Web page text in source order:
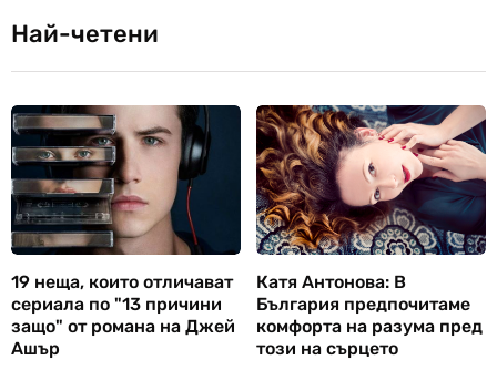
Най-четени
19 неща, които отличават
сериала по "13 причини
защо" от романа на Джей
Ашър
Катя Антонова: В
България предпочитаме
комфорта на разума пред
този на сърцето